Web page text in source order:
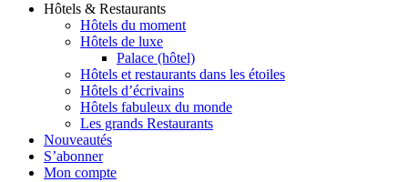
Hôtels & Restaurants
Hôtels du moment
Hôtels de luxe
Palace (hôtel)
Hôtels et restaurants dans les étoiles
Hôtels d’écrivains
Hôtels fabuleux du monde
Les grands Restaurants
Nouveautés
S’abonner
Mon compte